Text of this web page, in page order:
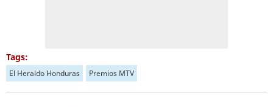
Tags:
El Heraldo Honduras Premios MTV